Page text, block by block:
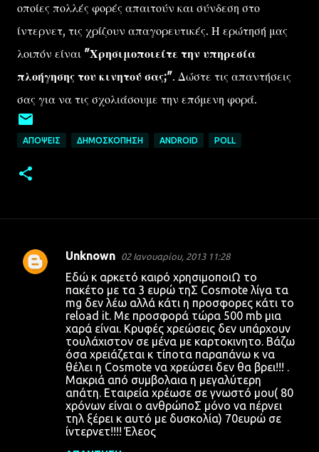
οποίες πολλές φορές απαιτούν και σύνδεση στο
ίντερνετ, τις χρίζουν απαγορευτικές. Η ερώτησή μας
λοιπόν είναι "Χρησιμοποιείτε την υπηρεσία
πλοήγησης του κινητού σας;". Δώστε τις απαντήσεις
σας για να τις σχολιάσουμε την επόμενη φορά.
ΑΠΌΨΕΙΣ ΔΗΜΟΣΚΌΠΗΣΗ ANDROID POLL
Σ
Unknown 02 Ιανουαρίου, 2013 11:28
Εδώ κ αρκετό καιρό χρησιμοποιΩ το
πακέτο με τα 3 ευρώ τηΣ Cosmote λίγα τα
mg δεν λέω αλλά κάτι η προσφορες κάτι το
reload it. Με προσφορά τώρα 500 mb μια
χαρά είναι. Κρυφές χρεώσεις δεν υπάρχουν
τουλάχιστον σε μένα με καρτοκινητο. Βάζω
όσα χρειάζεται κ τίποτα παραπάνω κ να
θέλει η Cosmote να χρεώσει δεν θα βρει!!! .
Μακριά από συμβολαια η μεγαλύτερη
απάτη. Εταιρεία χρέωσε σε γνωστό μου( 80
χρόνων είναι ο ανθρώποΣ μόνο να πέρνει
τηλ ξέρει κ αυτό με δυσκολία) 70ευρώ σε
ίντερνετ!!!! Έλεος